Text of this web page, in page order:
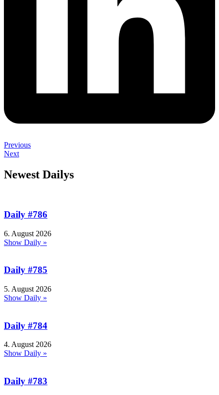
Previous
Next
Newest Dailys
Daily #786
6. August 2026
Show Daily »
Daily #785
5. August 2026
Show Daily »
Daily #784
4. August 2026
Show Daily »
Daily #783